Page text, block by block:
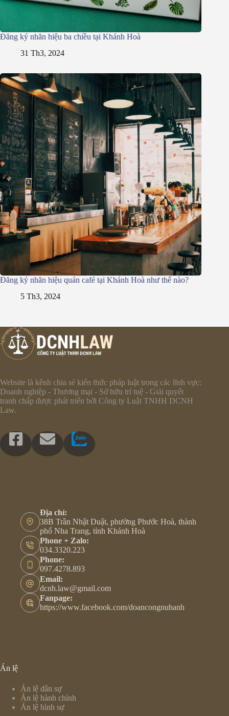
Đăng ký nhãn hiệu ba chiều tại Khánh Hoà
31 Th3, 2024
Đăng ký nhãn hiệu quán café tại Khánh Hoà như thế nào?
5 Th3, 2024
Website là kênh chia sẻ kiến thức pháp luật trong các lĩnh vực:
Doanh nghiệp - Thương mại - Sở hữu trí tuệ - Giải quyết
tranh chấp được phát triển bởi Công ty Luật TNHH DCNH
Law.
Địa chỉ:
38B Trần Nhật Duật, phường Phước Hoà, thành
phố Nha Trang, tỉnh Khánh Hoà
Phone + Zalo:
034.3320.223
Phone:
097.4278.893
Email:
dcnh.law@gmail.com
Fanpage:
https://www.facebook.com/doancongnuhanh
Án lệ
Án lệ dân sự
Án lệ hành chính
Án lệ hình sự